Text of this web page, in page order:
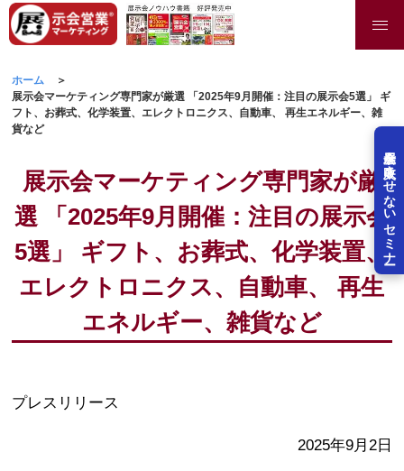
展示会を失敗させないセミナー
ホーム
展示会マーケティング専門家が厳選 「2025年9月開催：注目の展示会5選」 ギ
フト、お葬式、化学装置、エレクトロニクス、自動車、 再生エネルギー、雑
貨など
展示会マーケティング専門家が厳
選 「2025年9月開催：注目の展示会
5選」 ギフト、お葬式、化学装置、
エレクトロニクス、自動車、 再生
エネルギー、雑貨など
プレスリリース
2025年9月2日